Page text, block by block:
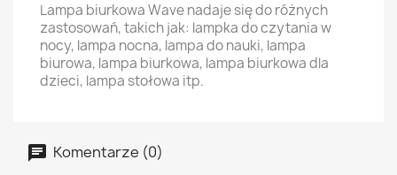
Lampa biurkowa Wave nadaje się do różnych
zastosowań, takich jak: lampka do czytania w
nocy, lampa nocna, lampa do nauki, lampa
biurowa, lampa biurkowa, lampa biurkowa dla
dzieci, lampa stołowa itp.
Komentarze (0)